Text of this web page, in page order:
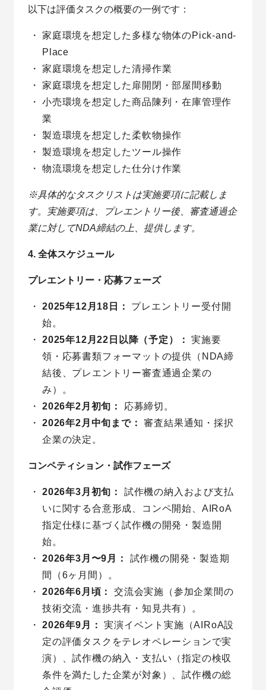
以下は評価タスクの概要の一例です：
家庭環境を想定した多様な物体のPick-and-
Place
家庭環境を想定した清掃作業
家庭環境を想定した扉開閉・部屋間移動
小売環境を想定した商品陳列・在庫管理作
業
製造環境を想定した柔軟物操作
製造環境を想定したツール操作
物流環境を想定した仕分け作業
※具体的なタスクリストは実施要項に記載しま
す。実施要項は、プレエントリー後、審査通過企
業に対してNDA締結の上、提供します。
4. 全体スケジュール
プレエントリー・応募フェーズ
2025年12月18日：
プレエントリー受付開
始。
2025年12月22日以降（予定）：
実施要
領・応募書類フォーマットの提供（NDA締
結後、プレエントリー審査通過企業の
み）。
2026年2月初旬：
応募締切。
2026年2月中旬まで：
審査結果通知・採択
企業の決定。
コンペティション・試作フェーズ
2026年3月初旬：
試作機の納入および支払
いに関する合意形成、コンペ開始、AIRoA
指定仕様に基づく試作機の開発・製造開
始。
2026年3月〜9月：
試作機の開発・製造期
間（6ヶ月間）。
2026年6月頃：
交流会実施（参加企業間の
技術交流・進捗共有・知見共有）。
2026年9月：
実演イベント実施（AIRoA設
定の評価タスクをテレオペレーションで実
演）、試作機の納入・支払い（指定の検収
条件を満たした企業が対象）、試作機の総